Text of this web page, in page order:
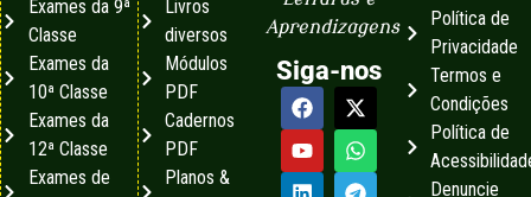
Aprendizagens
Siga-nos
Política de
Privacidade
Termos e
Condições
Política de
Denuncie
Exames da 9ª
Classe
Exames da
10ª Classe
Exames da
12ª Classe
Exames de
Livros
diversos
Módulos
PDF
Cadernos
PDF
Planos &